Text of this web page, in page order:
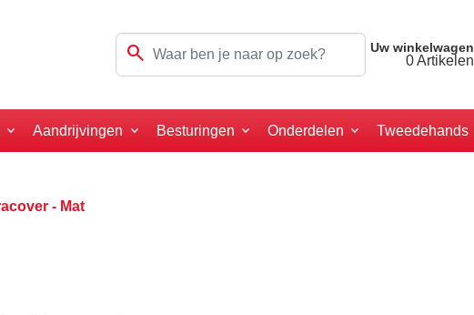
search Uw winkelwagen
0Artikelen
Aandrijvingen Besturingen Onderdelen Tweedehands
- Mat